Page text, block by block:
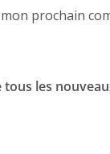
prochain
tous les